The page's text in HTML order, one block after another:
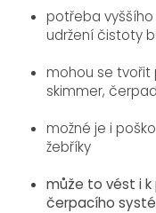
potřeba
udržení čistoty
mohou se tvořit
skimmer,
možné je i
žebříky
může to vést i
čerpacího